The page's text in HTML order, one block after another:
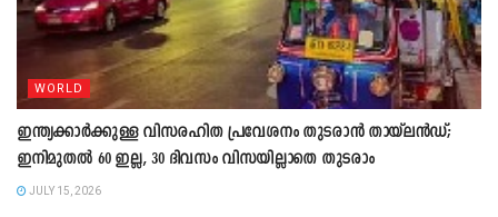
WORLD
ഇന്ത്യക്കാർക്കുള്ള വിസരഹിത പ്രവേശനം തുടരാൻ തായ്‍ലൻഡ്;
ഇനിമുതൽ 60 ഇല്ല, 30 ദിവസം വിസയില്ലാതെ തുടരാം
JULY 15, 2026